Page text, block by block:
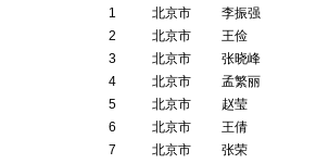
1
北京市 李振强
2
北京市 王俭
3
北京市 张晓峰
4
北京市 孟繁丽
5
北京市 赵莹
6
北京市 王倩
7
北京市 张荣